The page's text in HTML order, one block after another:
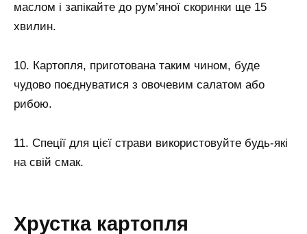
маслом і запікайте до рум’яної скоринки ще 15
хвилин.
10. Картопля, приготована таким чином, буде
чудово поєднуватися з овочевим салатом або
рибою.
11. Спеції для цієї страви використовуйте будь-які
на свій смак.
Хрустка картопля